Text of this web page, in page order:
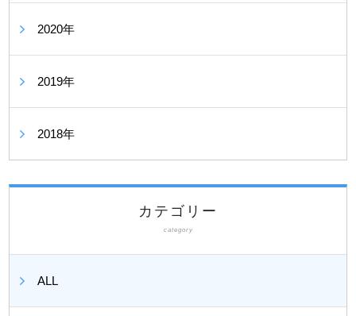
2020年
2019年
2018年
カテゴリー
category
ALL